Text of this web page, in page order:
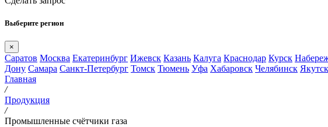
Выберите регион
×
Саратов Москва Екатеринбург Ижевск Казань Калуга Краснодар Курск
Дону Самара Санкт-Петербург Томск Тюмень Уфа Хабаровск Челябинск Якутск
Главная
/
Продукция
/
Промышленные счётчики газа